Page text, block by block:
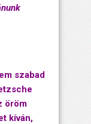
szabad
öröm
kíván,